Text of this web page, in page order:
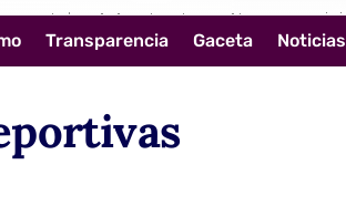
Transparencia Gaceta Noticias